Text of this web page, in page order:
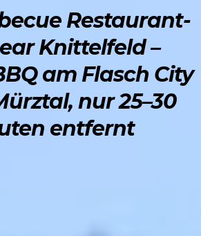
Restaurant-
Knittelfeld –
am Flasch City
nur 25–30
entfernt